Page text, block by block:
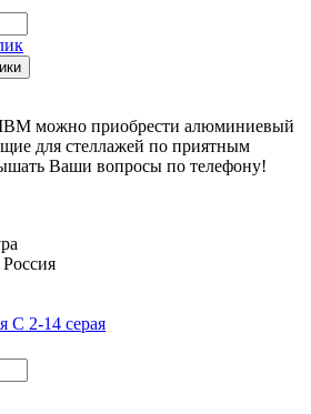
можно приобрести алюминиевый
для стеллажей по приятным
Ваши вопросы по телефону!
Россия
С 2-14 серая